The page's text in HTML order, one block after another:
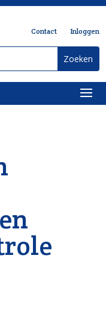
Contact Inloggen